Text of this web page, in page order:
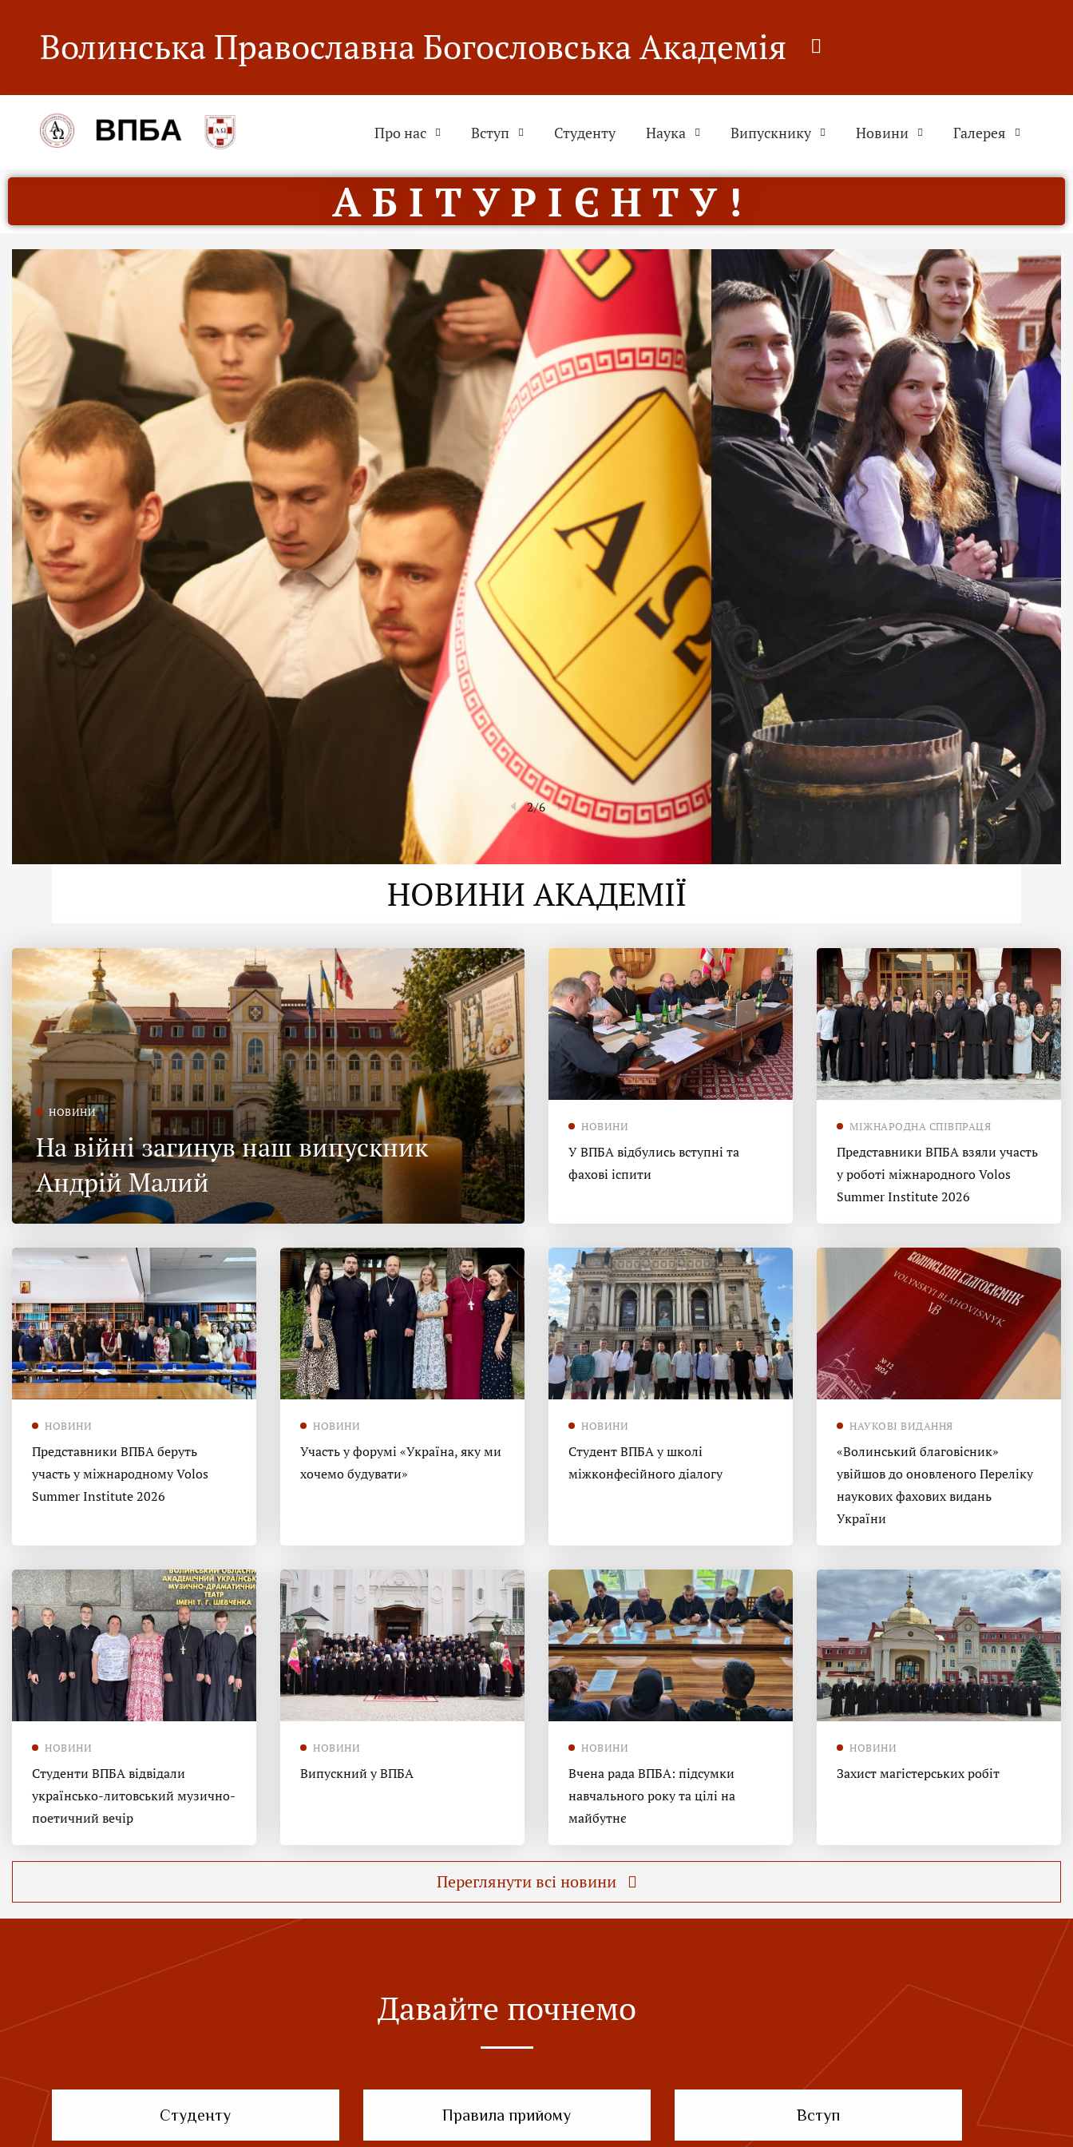
Волинська Православна Богословська Академія
Про нас Вступ Студенту Наука Випускнику Новини Галерея
А Б І Т У Р І Є Н Т У !
ДУХОВНО СИЛЬНІ!
ВПБА — спільнота, де
формується покликання
Читати більше
2/6
НОВИНИ АКАДЕМІЇ
НОВИНИ
На війні загинув наш випускник
Андрій Малий
НОВИНИ
У ВПБА відбулись вступні та
фахові іспити
МІЖНАРОДНА СПІВПРАЦЯ
Представники ВПБА взяли участь
у роботі міжнародного Volos
Summer Institute 2026
НОВИНИ
Представники ВПБА беруть
участь у міжнародному Volos
Summer Institute 2026
НОВИНИ
Участь у форумі «Україна, яку ми
хочемо будувати»
НОВИНИ
Студент ВПБА у школі
міжконфесійного діалогу
НАУКОВІ ВИДАННЯ
«Волинський благовісник»
увійшов до оновленого Переліку
наукових фахових видань
України
НОВИНИ
Студенти ВПБА відвідали
українсько-литовський музично-
поетичний вечір
НОВИНИ
Випускний у ВПБА
НОВИНИ
Вчена рада ВПБА: підсумки
навчального року та цілі на
майбутнє
НОВИНИ
Захист магістерських робіт
Переглянути всі новини
Давайте почнемо
Студенту Правила прийому Вступ